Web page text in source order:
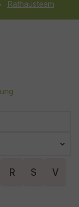
Rathausteam
R S V